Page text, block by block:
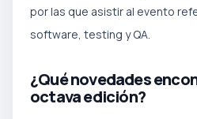
por las que asistir al evento
software, testing y QA.
¿Qué novedades
octava edición?